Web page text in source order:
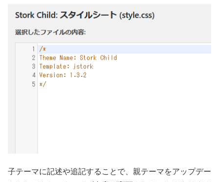
子テーマに記述や追記することで、親テーマをアップデー